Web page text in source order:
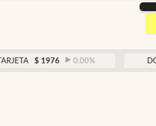
1976 0.00% DÓLAR MEP